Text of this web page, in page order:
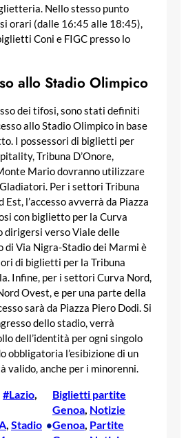
Nello stesso punto
orari (dalle 16:45 alle 18:45),
Coni e FIGC presso lo
allo Stadio Olimpico
dei tifosi, sono stati definiti
allo Stadio Olimpico in base
I possessori di biglietti per
Tribuna D’Onore,
Mario dovranno utilizzare
Per i settori Tribuna
l’accesso avverrà da Piazza
con biglietto per la Curva
dirigersi verso Viale delle
di Via Nigra-Stadio dei Marmi è
di biglietti per la Tribuna
Infine, per i settori Curva Nord,
Ovest, e per una parte della
sarà da Piazza Piero Dodi. Si
dello stadio, verrà
dell’identità per ogni singolo
obbligatoria l’esibizione di un
valido, anche per i minorenni.
#Lazio
Stadio •
Biglietti partite
Genoa, Notizie
Genoa, Partite